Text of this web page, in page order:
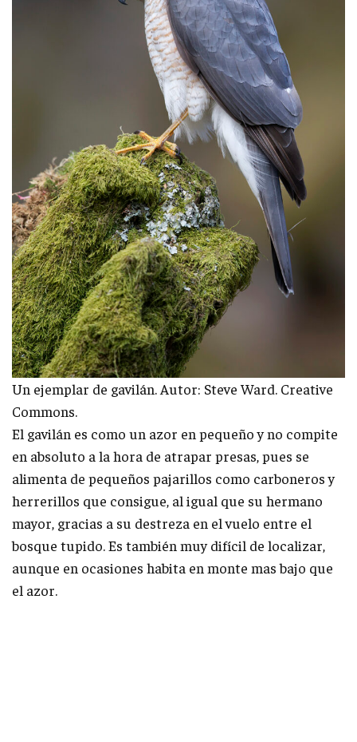
Un ejemplar de gavilán. Autor: Steve Ward. Creative
Commons.
El gavilán es como un azor en pequeño y no compite
en absoluto a la hora de atrapar presas, pues se
alimenta de pequeños pajarillos como carboneros y
herrerillos que consigue, al igual que su hermano
mayor, gracias a su destreza en el vuelo entre el
bosque tupido. Es también muy difícil de localizar,
aunque en ocasiones habita en monte mas bajo que
el azor.